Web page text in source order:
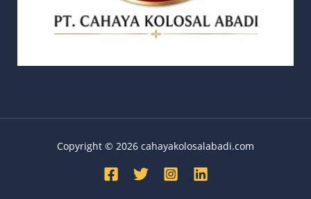
Copyright © 2026 cahayakolosalabadi.com